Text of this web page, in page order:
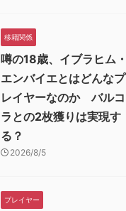
移籍関係
噂の18歳、イブラヒム・
エンバイエとはどんなプ
レイヤーなのか バルコ
ラとの2枚獲りは実現す
る？
2026/8/5
プレイヤー